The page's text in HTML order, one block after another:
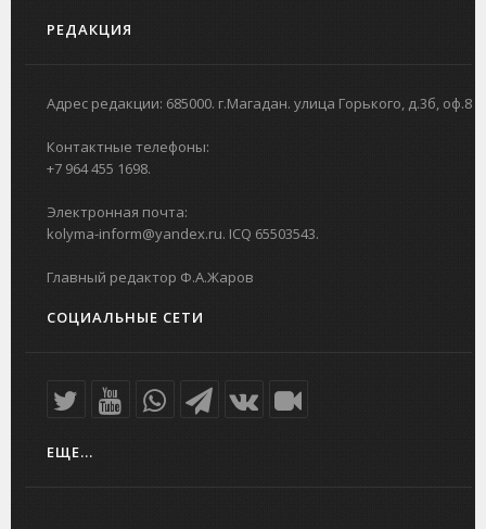
РЕДАКЦИЯ
Адрес редакции: 685000. г.Магадан. улица Горького, д.3б, оф.8
Контактные телефоны:
+7 964 455 1698.
Электронная почта:
kolyma-inform@yandex.ru. ICQ 65503543.
Главный редактор Ф.А.Жаров
СОЦИАЛЬНЫЕ СЕТИ
ЕЩЕ...